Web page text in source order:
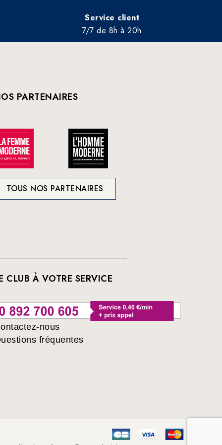
Service client
7/7 de 8h à 20h
PARTENAIRES
TOUS NOS PARTENAIRES
CLUB À VOTRE SERVICE
nous
fréquentes